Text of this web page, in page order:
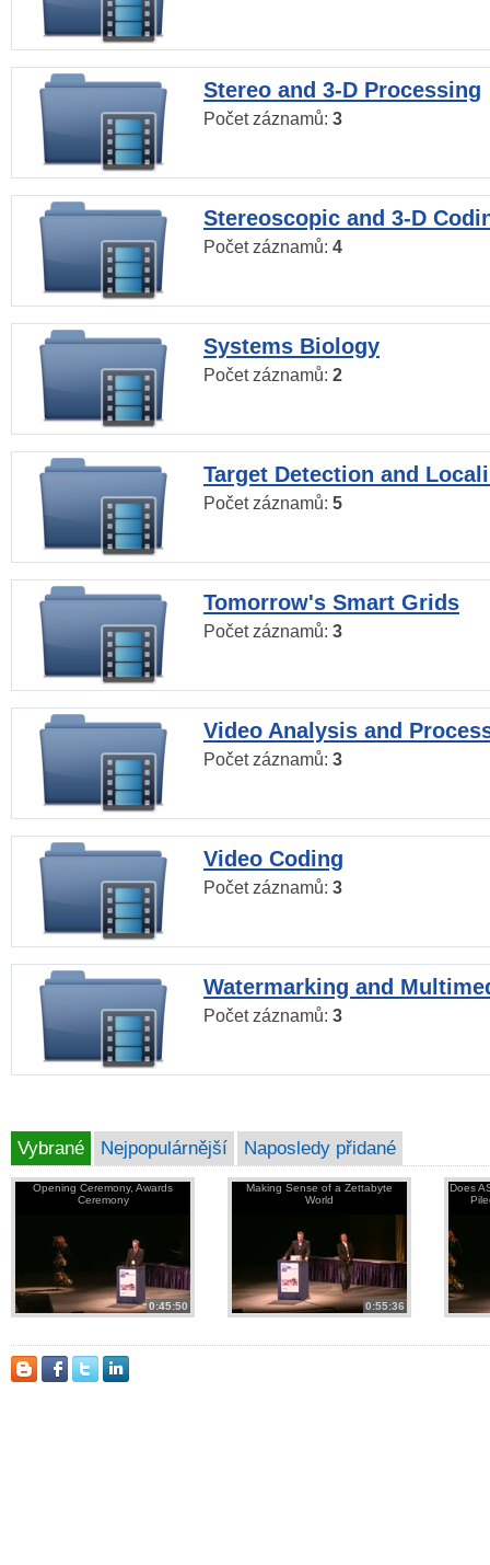
Stereo and 3-D Processing
Počet záznamů: 3
Stereoscopic and 3-D
Počet záznamů: 4
Systems Biology
Počet záznamů: 2
Target Detection and
Počet záznamů: 5
Tomorrow's Smart Grids
Počet záznamů: 3
Video Analysis and
Počet záznamů: 3
Video Coding
Počet záznamů: 3
Watermarking and
Počet záznamů: 3
Vybrané Nejpopulárnější Naposledy přidané
Opening Ceremony, Awards
Ceremony
0:45:50
Making Sense of a Zettabyte
World
0:55:36
Does